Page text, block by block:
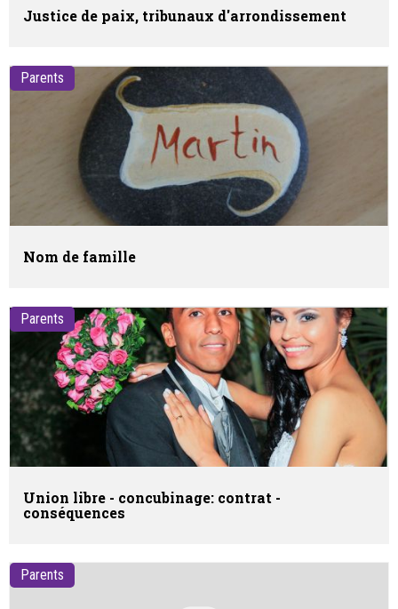
Justice de paix, tribunaux d'arrondissement
Parents
Nom de famille
Parents
Union libre - concubinage: contrat -
conséquences
Parents